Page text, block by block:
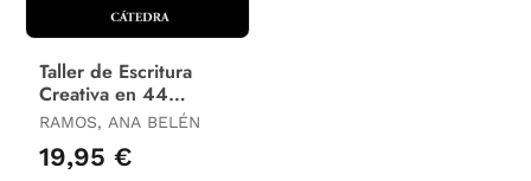
Taller de Escritura
Creativa en 44
Desafíos
RAMOS, ANA BELÉN
19,95 €